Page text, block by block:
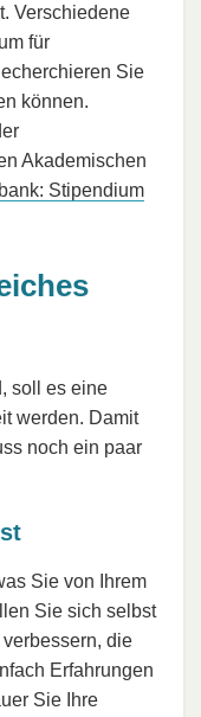
Verschiedene
für
Sie
können.
Akademischen
Stipendium
soll es eine
werden. Damit
noch ein paar
Sie von Ihrem
Sie sich selbst
die
Erfahrungen
Sie Ihre